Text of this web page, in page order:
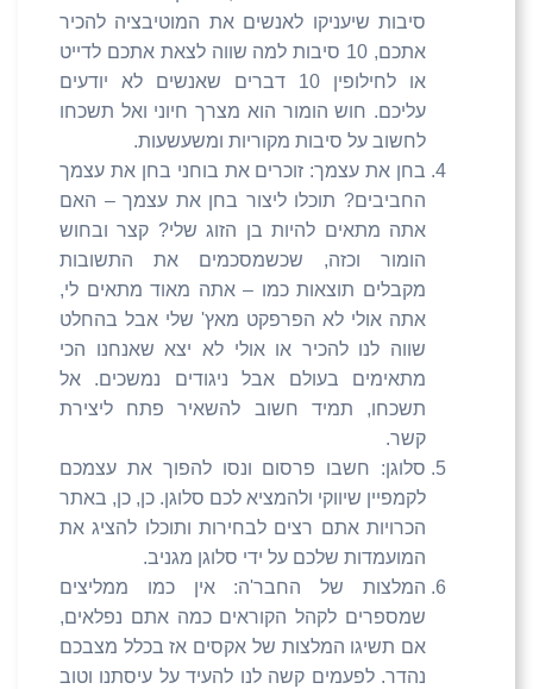
סיבות שיעניקו לאנשים את המוטיבציה להכיר
אתכם, 10 סיבות למה שווה לצאת אתכם לדייט
או לחילופין 10 דברים שאנשים לא יודעים
עליכם. חוש הומור הוא מצרך חיוני ואל תשכחו
לחשוב על סיבות מקוריות ומשעשעות.
בחן את עצמך: זוכרים את בוחני בחן את עצמך
החביבים? תוכלו ליצור בחן את עצמך – האם
אתה מתאים להיות בן הזוג שלי? קצר ובחוש
הומור וכזה, שכשמסכמים את התשובות
מקבלים תוצאות כמו – אתה מאוד מתאים לי,
אתה אולי לא הפרפקט מאץ' שלי אבל בהחלט
שווה לנו להכיר או אולי לא יצא שאנחנו הכי
מתאימים בעולם אבל ניגודים נמשכים. אל
תשכחו, תמיד חשוב להשאיר פתח ליצירת
קשר.
סלוגן: חשבו פרסום ונסו להפוך את עצמכם
לקמפיין שיווקי ולהמציא לכם סלוגן. כן, כן, באתר
הכרויות אתם רצים לבחירות ותוכלו להציג את
המועמדות שלכם על ידי סלוגן מגניב.
המלצות של החבר'ה: אין כמו ממליצים
שמספרים לקהל הקוראים כמה אתם נפלאים,
אם תשיגו המלצות של אקסים אז בכלל מצבכם
נהדר. לפעמים קשה לנו להעיד על עיסתנו וטוב